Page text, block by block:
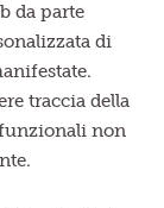
da parte
di
traccia della
non